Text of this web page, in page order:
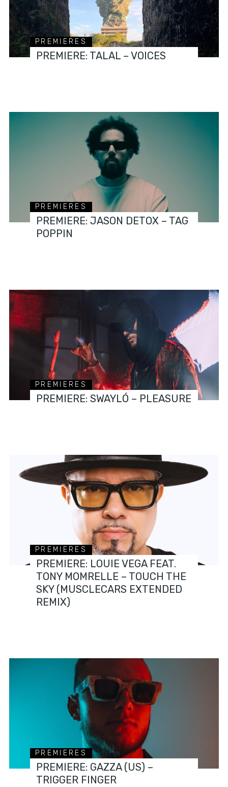
PREMIERES
PREMIERE: TALAL – VOICES
PREMIERES
PREMIERE: JASON DETOX – TAG
POPPIN
PREMIERES
PREMIERE: SWAYLÓ – PLEASURE
PREMIERES
PREMIERE: LOUIE VEGA FEAT.
TONY MOMRELLE – TOUCH THE
SKY (MUSCLECARS EXTENDED
REMIX)
PREMIERES
PREMIERE: GAZZA (US) –
TRIGGER FINGER